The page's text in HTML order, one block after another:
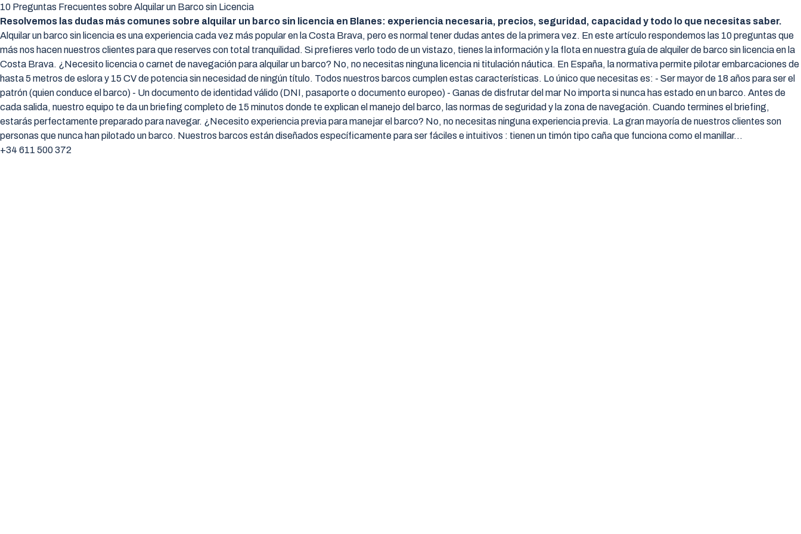
10 Preguntas Frecuentes sobre Alquilar un Barco sin Licencia
Resolvemos las dudas más comunes sobre alquilar un barco sin licencia en Blanes: experiencia necesaria, precios, seguridad, capacidad y todo lo que necesitas saber.
Alquilar un barco sin licencia es una experiencia cada vez más popular en la Costa Brava, pero es normal tener dudas antes de la primera vez. En este artículo respondemos las 10 preguntas que
más nos hacen nuestros clientes para que reserves con total tranquilidad. Si prefieres verlo todo de un vistazo, tienes la información y la flota en nuestra guía de alquiler de barco sin licencia en la
Costa Brava. ¿Necesito licencia o carnet de navegación para alquilar un barco? No, no necesitas ninguna licencia ni titulación náutica. En España, la normativa permite pilotar embarcaciones de
hasta 5 metros de eslora y 15 CV de potencia sin necesidad de ningún título. Todos nuestros barcos cumplen estas características. Lo único que necesitas es: - Ser mayor de 18 años para ser el
patrón (quien conduce el barco) - Un documento de identidad válido (DNI, pasaporte o documento europeo) - Ganas de disfrutar del mar No importa si nunca has estado en un barco. Antes de
cada salida, nuestro equipo te da un briefing completo de 15 minutos donde te explican el manejo del barco, las normas de seguridad y la zona de navegación. Cuando termines el briefing,
estarás perfectamente preparado para navegar. ¿Necesito experiencia previa para manejar el barco? No, no necesitas ninguna experiencia previa. La gran mayoría de nuestros clientes son
personas que nunca han pilotado un barco. Nuestros barcos están diseñados específicamente para ser fáciles e intuitivos : tienen un timón tipo caña que funciona como el manillar…
+34 611 500 372